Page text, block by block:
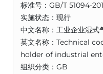
标准号：GB/T 51094-
实施状态：现行
中文名称：工业企业湿式
英文名称：Technical
holder of industrial
组织分类：GB